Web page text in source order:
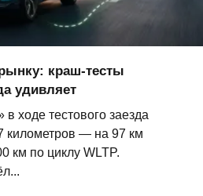
краш-тесты
удивляет
ходе тестового заезда
километров — на 97 км
км по циклу WLTP.